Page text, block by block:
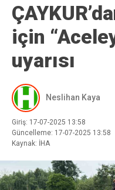
için
uyarısı
Neslihan Kaya
Giriş: 17-07-2025 13:58
Güncelleme: 17-07-2025 13:58
Kaynak: İHA